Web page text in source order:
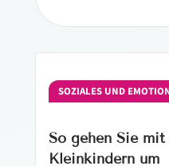
SOZIALES UND
So gehen Sie
Kleinkindern um